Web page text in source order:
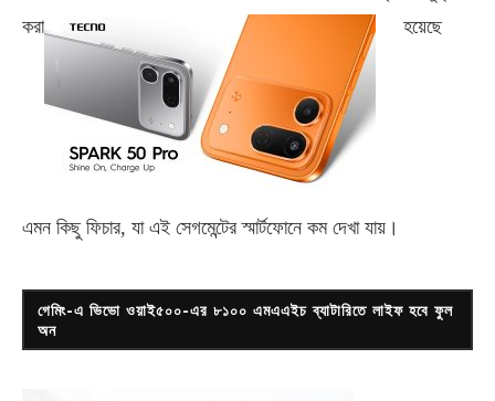
করা
হয়েছে
এমন কিছু ফিচার, যা এই সেগমেন্টের স্মার্টফোনে কম দেখা যায়।
গেমিং-এ ভিভো ওয়াই৫০০-এর ৮১০০ এমএএইচ ব্যাটারিতে লাইফ হবে ফুল
অন